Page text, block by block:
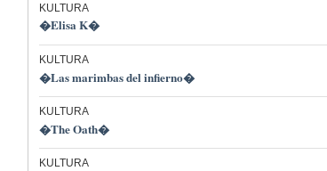
KULTURA
�Elisa K�
KULTURA
�Las marimbas del infierno�
KULTURA
�The Oath�
KULTURA